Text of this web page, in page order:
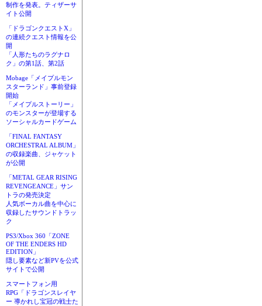
制作を発表。ティザーサ
イト公開
「ドラゴンクエストX」
の連続クエスト情報を公
開
「人形たちのラグナロ
ク」の第1話、第2話
Mobage「メイプルモン
スターランド」事前登録
開始
「メイプルストーリー」
のモンスターが登場する
ソーシャルカードゲーム
「FINAL FANTASY
ORCHESTRAL ALBUM」
の収録楽曲、ジャケット
が公開
「METAL GEAR RISING
REVENGEANCE」サン
トラの発売決定
人気ボーカル曲を中心に
収録したサウンドトラッ
ク
PS3/Xbox 360「ZONE
OF THE ENDERS HD
EDITION」
隠し要素など新PVを公式
サイトで公開
スマートフォン用
RPG「ドラゴンスレイヤ
ー 導かれし宝冠の戦士た